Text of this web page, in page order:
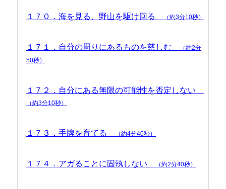
１７０．海を見る、野山を駆け回る （約3分10秒）
１７１．自分の周りにあるものを慈しむ
（約2分
50秒）
１７２．自分にある無限の可能性を否定しない
（約3分10秒）
１７３．手牌を育てる （約4分40秒）
１７４．アガることに固執しない （約2分40秒）